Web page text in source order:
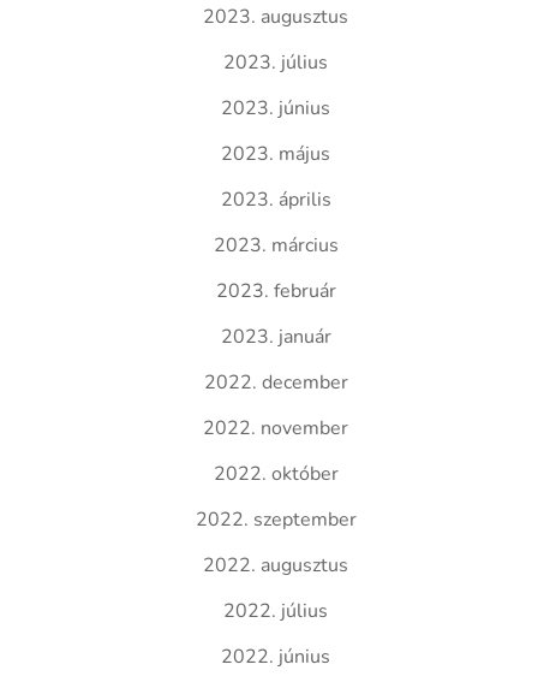
2023. augusztus
2023. július
2023. június
2023. május
2023. április
2023. március
2023. február
2023. január
2022. december
2022. november
2022. október
2022. szeptember
2022. augusztus
2022. július
2022. június